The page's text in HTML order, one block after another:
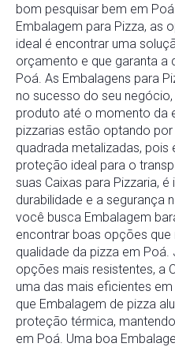
bom pesquisar bem em
Embalagem para Pizza, as
ideal é encontrar uma
orçamento e que garanta a
Poá. As Embalagens para
no sucesso do seu
produto até o momento da
pizzarias estão optando
quadrada metalizadas,
proteção ideal para o
suas Caixas para Pizzaria,
durabilidade e a segurança
você busca Embalagem
encontrar boas opções
qualidade da pizza em
opções mais resistentes, a
uma das mais eficientes
que Embalagem de pizza
proteção térmica,
em Poá. Uma boa